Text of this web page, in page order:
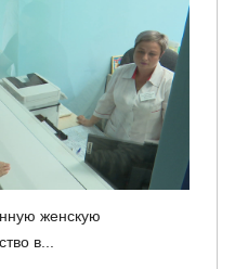
женскую
в...